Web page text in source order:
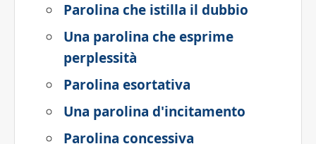
Parolina che istilla il dubbio
Una parolina che esprime
perplessità
Parolina esortativa
Una parolina d'incitamento
Parolina concessiva